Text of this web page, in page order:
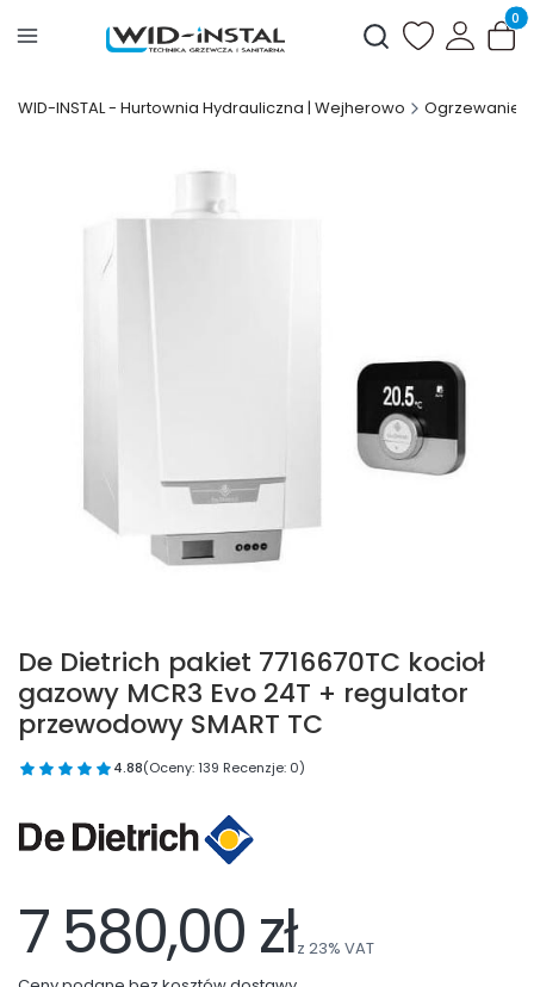
Otwórz
WID-INSTAL - Hurtownia Hydrauliczna | Wejherowo Ogrzewanie
De Dietrich pakiet 7716670TC kocioł
gazowy MCR3 Evo 24T + regulator
przewodowy SMART TC
4.88(Oceny: 139 Recenzje: 0)
7 580,00 złz 23% VAT